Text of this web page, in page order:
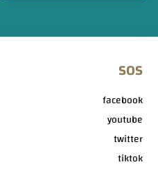
SOS
facebook
youtube
twitter
tiktok